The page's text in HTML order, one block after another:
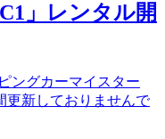
」レンタル開
ングカーマイスター
更新しておりませんで